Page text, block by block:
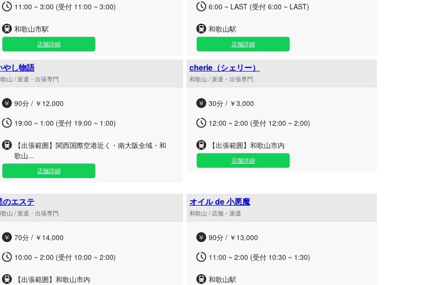
11:00 ~ 3:00 (受付 11:00 ~ 3:00)
和歌山市駅
店舗詳細
6:00 ~ LAST (受付 6:00 ~ LAST)
和歌山駅
店舗詳細
やし物語
山 / 派遣・出張専門
90分 / ￥12,000
19:00 ~ 1:00 (受付 19:00 ~ 1:00)
【出張範囲】関西国際空港近く・南大阪全域・和
歌山...
店舗詳細
cherie（シェリー）
和歌山 / 派遣・出張専門
30分 / ￥3,000
12:00 ~ 2:00 (受付 12:00 ~ 2:00)
【出張範囲】和歌山市内
店舗詳細
のエステ
山 / 派遣・出張専門
70分 / ￥14,000
10:00 ~ 2:00 (受付 10:00 ~ 2:00)
【出張範囲】和歌山市内
オイル de 小悪魔
和歌山 / 店舗・派遣
90分 / ￥13,000
11:00 ~ 2:00 (受付 10:30 ~ 1:30)
和歌山駅